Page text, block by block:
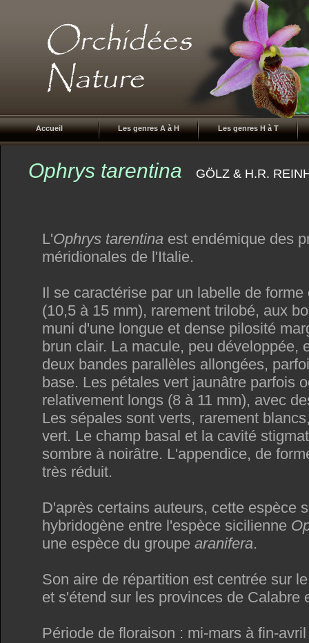
Accueil Les genres A à H Les genres H à T
Ophrys tarentina GÖLZ & H.R.
L'Ophrys tarentina est endémique des
méridionales de l'Italie.
Il se caractérise par un labelle de
(10,5 à 15 mm), rarement trilobé, aux
muni d'une longue et dense pilosité
brun clair. La macule, peu développée,
deux bandes parallèles allongées,
base. Les pétales vert jaunâtre parfois
relativement longs (8 à 11 mm), avec
Les sépales sont verts, rarement
vert. Le champ basal et la cavité
sombre à noirâtre. L'appendice, de
très réduit.
D'après certains auteurs, cette espèce
hybridogène entre l'espèce sicilienne
une espèce du groupe aranifera.
Son aire de répartition est centrée sur
et s'étend sur les provinces de Calabre
Période de floraison : mi-mars à fin-avril